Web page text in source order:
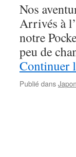
Nos
Arrivés à
notre
peu de
Continuer
Publié dansJapon